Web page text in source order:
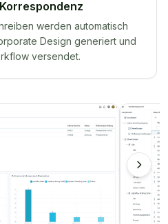
werden automatisch
Design generiert und
versendet.